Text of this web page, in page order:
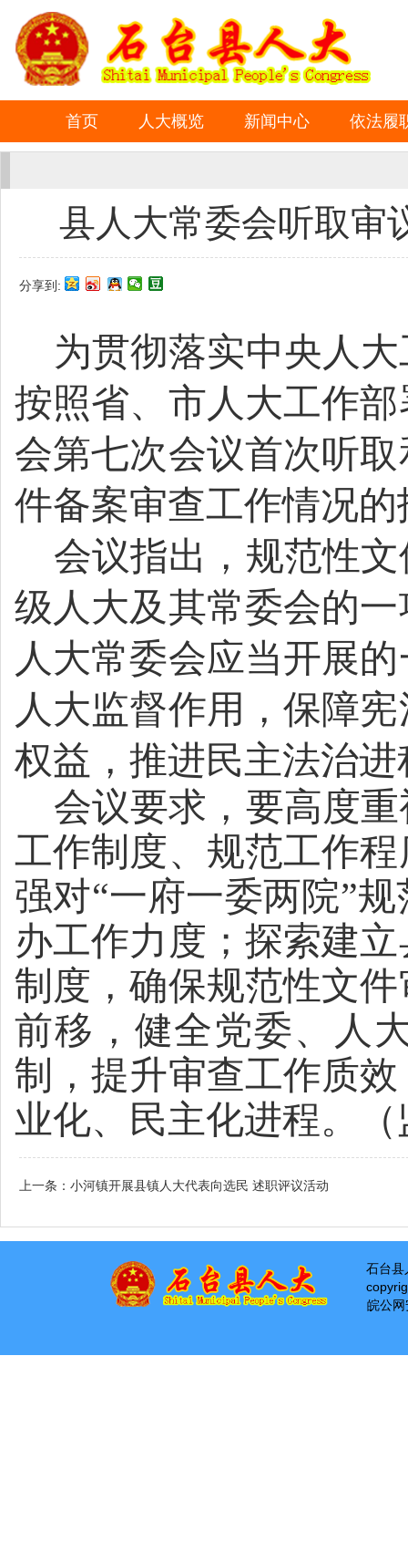
首页 人大概览 新闻中心 依法履
县人大常委会听取审
分享到:
为贯彻落实中央人
按照省、市人大工作
会第七次会议首次听
件备案审查工作情况的
会议指出， 规范性
级人大及其常委会的
人大常委会应当开展
人大监督作用，保障
权益，推进民主法治
会议要求，要高度
工作制度、规范工作
强对“一府一委两院”
办工作力度 ； 探索建
制度，确保规范性文
前移 ，健全党委、人
制，提升审查工作质效
业化、民主化进程。
上一条： 小河镇开展县镇人大代表向选民 述职评议活动
石台县
皖公